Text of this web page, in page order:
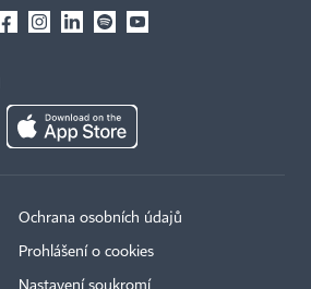
Ochrana osobních údajů
Prohlášení o cookies